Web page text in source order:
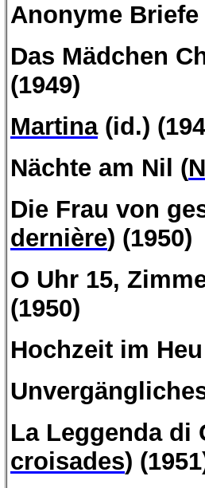
Anonyme Briefe
Das Mädchen
(1949)
Martina(id.)
Nächte am Nil (
Die Frau von
dernière) (1950)
O Uhr 15,
(1950)
Hochzeit im
La Leggenda di
croisades)